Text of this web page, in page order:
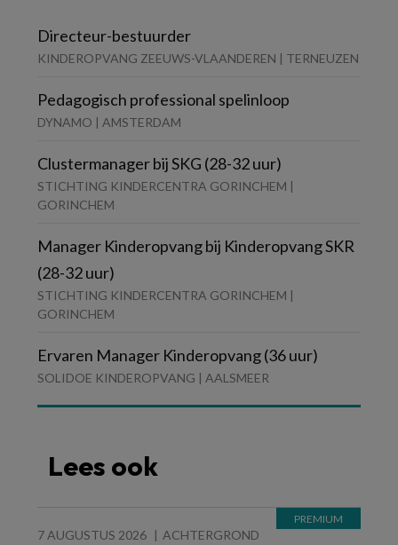
Directeur-bestuurder
KINDEROPVANG ZEEUWS-VLAANDEREN | TERNEUZEN
Pedagogisch professional spelinloop
DYNAMO | AMSTERDAM
Clustermanager bij SKG (28-32 uur)
STICHTING KINDERCENTRA GORINCHEM |
GORINCHEM
Manager Kinderopvang bij Kinderopvang SKR
(28-32 uur)
STICHTING KINDERCENTRA GORINCHEM |
GORINCHEM
Ervaren Manager Kinderopvang (36 uur)
SOLIDOE KINDEROPVANG | AALSMEER
Lees ook
7 AUGUSTUS 2026 ACHTERGROND